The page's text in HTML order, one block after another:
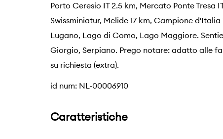
Porto Ceresio IT 2.5 km, Mercato Ponte Tresa
Swissminiatur, Melide 17 km, Campione
Lugano, Lago di Como, Lago Maggiore.
Giorgio, Serpiano. Prego notare: adatto alle
su richiesta (extra).
id num: NL-00006910
Caratteristiche